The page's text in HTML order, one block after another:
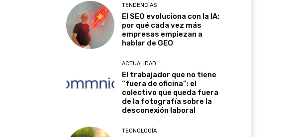
TENDENCIAS
El SEO evoluciona con la IA:
por qué cada vez más
empresas empiezan a
hablar de GEO
ACTUALIDAD
El trabajador que no tiene
“fuera de oficina”: el
colectivo que queda fuera
de la fotografía sobre la
desconexión laboral
TECNOLOGÍA